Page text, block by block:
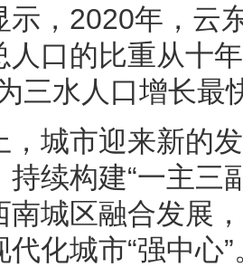
示，2020年，云
人口的比重从十
三水人口增长最
，城市迎来新的
续构建“一主三
南城区融合发展
化城市“强中心”